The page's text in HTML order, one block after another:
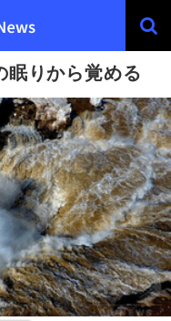
眠りから覚める